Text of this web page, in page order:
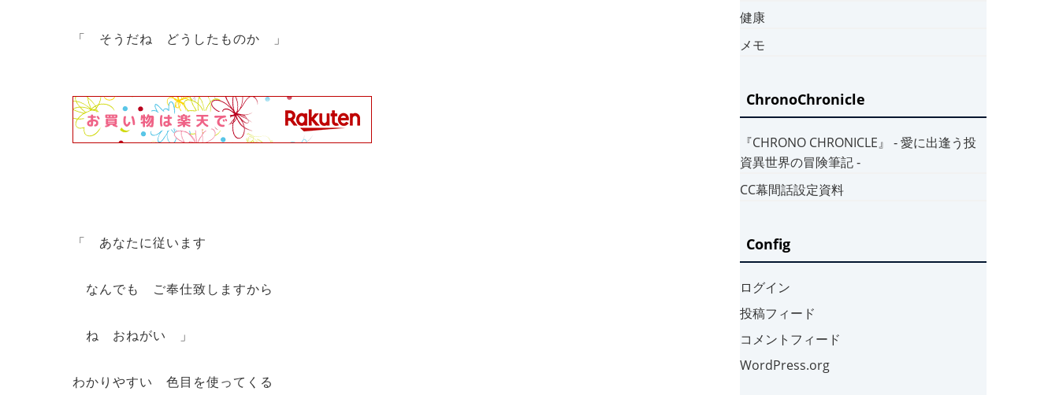
「 そうだね どうしたものか 」
「 あなたに従います
なんでも ご奉仕致しますから
ね おねがい 」
わかりやすい 色目を使ってくる
健康
メモ
ChronoChronicle
『CHRONO CHRONICLE』 ‐ 愛に出逢う投
資異世界の冒険筆記 ‐
CC幕間話設定資料
Config
ログイン
投稿フィード
コメントフィード
WordPress.org